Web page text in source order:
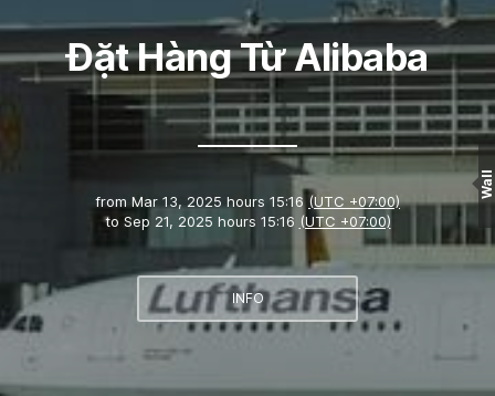
Đặt Hàng Từ Alibaba
from Mar 13, 2025 hours 15:16 (UTC +07:00)
to Sep 21, 2025 hours 15:16 (UTC +07:00)
INFO
Wall